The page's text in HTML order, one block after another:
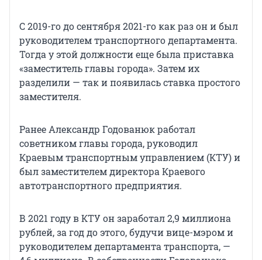
С 2019-го до сентября 2021-го как раз он и был
руководителем транспортного департамента.
Тогда у этой должности еще была приставка
«заместитель главы города». Затем их
разделили — так и появилась ставка простого
заместителя.
Ранее Александр Годованюк работал
советником главы города, руководил
Краевым транспортным управлением (КТУ) и
был заместителем директора Краевого
автотранспортного предприятия.
В 2021 году в КТУ он заработал 2,9 миллиона
рублей, за год до этого, будучи вице-мэром и
руководителем департамента транспорта, —